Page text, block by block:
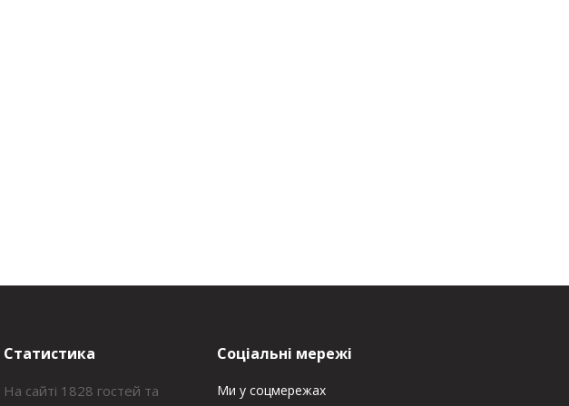
Статистика
На сайті 1828 гостей та
Соціальні мережі
Ми у соцмережах